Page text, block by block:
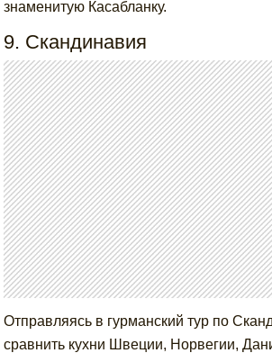
знаменитую Касабланку.
9. Скандинавия
Отправляясь в гурманский тур по
сравнить кухни Швеции, Норвегии,